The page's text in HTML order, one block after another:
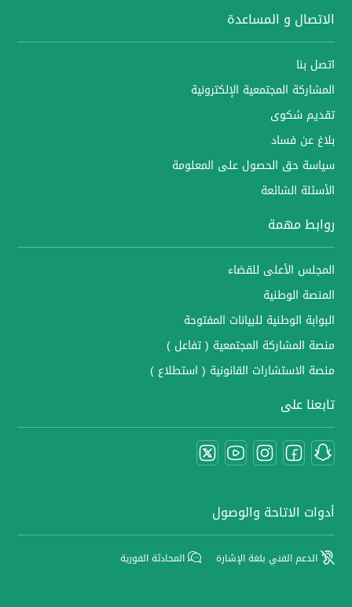
الاتصال و المساعدة
اتصل بنا
المشاركة المجتمعية الإلكترونية
تقديم شكوى
بلاغ عن فساد
سياسة حق الحصول على المعلومة
الأسئلة الشائعة
روابط مهمة
المجلس الأعلى للقضاء
المنصة الوطنية
البوابة الوطنية للبيانات المفتوحة
منصة المشاركة المجتمعية ( تفاعل )
منصة الاستشارات القانونية ( استطلاع )
تابعنا على
أدوات الاتاحة والوصول
الدعم الفني بلغة الإشارة المحادثة الفورية